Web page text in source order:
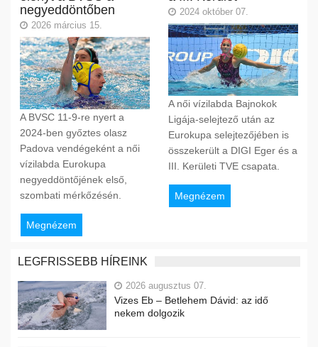
negyeddöntőben
2026 március 15.
A BVSC 11-9-re nyert a
2024-ben győztes olasz
Padova vendégeként a női
vízilabda Eurokupa
negyeddöntőjének első,
szombati mérkőzésén.
Megnézem
2024 október 07.
A női vízilabda Bajnokok
Ligája-selejtező után az
Eurokupa selejtezőjében is
összekerült a DIGI Eger és a
III. Kerületi TVE csapata.
Megnézem
LEGFRISSEBB HÍREINK
2026 augusztus 07.
Vizes Eb – Betlehem Dávid: az idő
nekem dolgozik